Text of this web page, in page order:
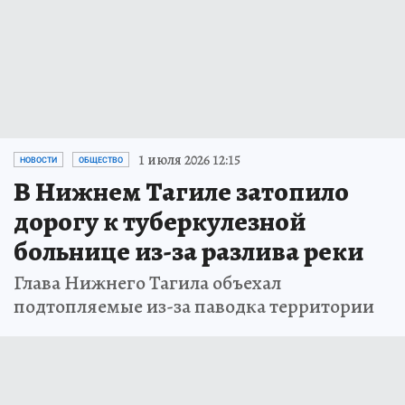
НОВОСТИ ОБЩЕСТВО 1 июля 2026 12:15
В Нижнем Тагиле затопило
дорогу к туберкулезной
больнице из-за разлива реки
Глава Нижнего Тагила объехал
подтопляемые из-за паводка территории